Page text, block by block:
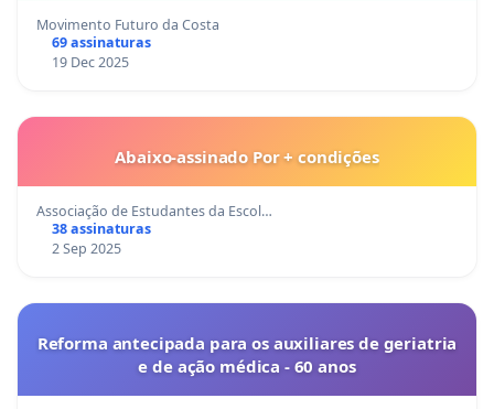
Movimento Futuro da Costa
69 assinaturas
19 Dec 2025
Abaixo-assinado Por + condições
Associação de Estudantes da Escol…
38 assinaturas
2 Sep 2025
Reforma antecipada para os auxiliares de geriatria
e de ação médica - 60 anos